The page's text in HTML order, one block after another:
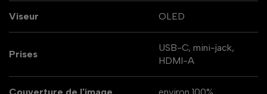
Viseur OLED
Prises
USB-C, mini-jack,
HDMI-A